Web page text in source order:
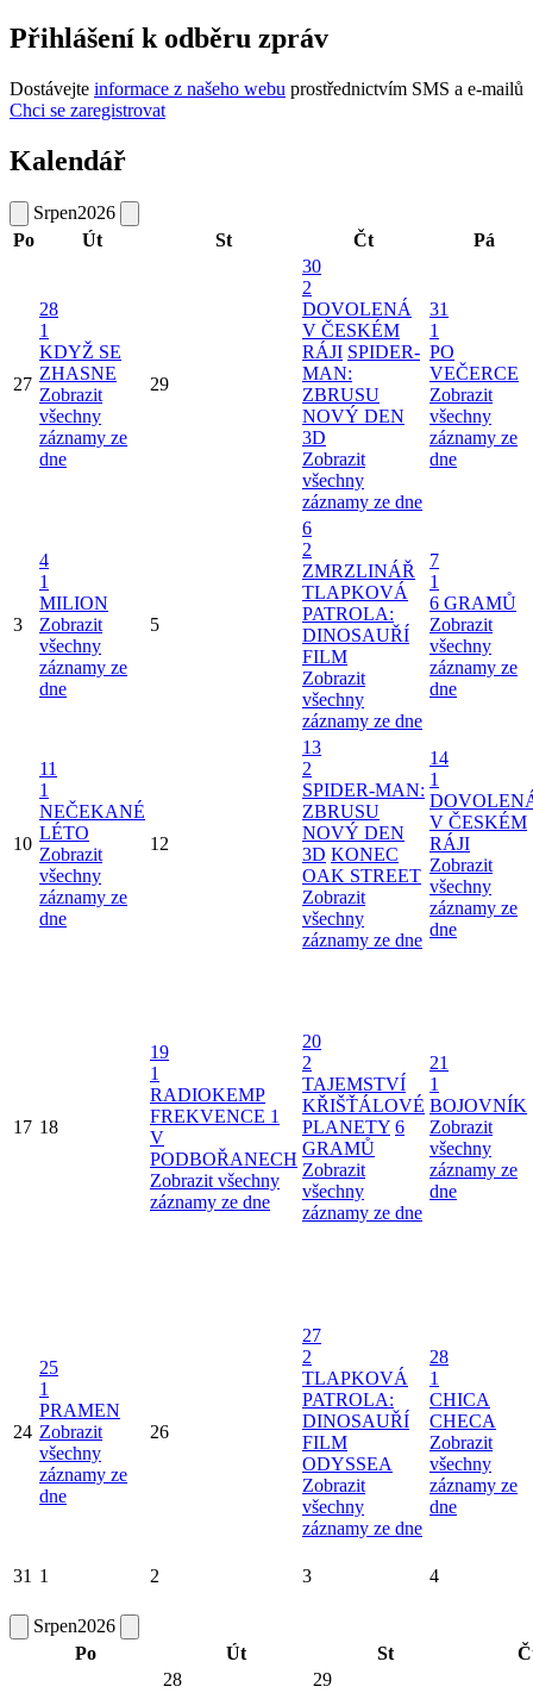
Přihlášení k odběru zpráv
Dostávejte informace z našeho webu prostřednictvím SMS a e-mailů
Chci se zaregistrovat
Kalendář
Srpen2026
Po
Út St Čt Pá
27
28
1
KDYŽ SE
ZHASNE
Zobrazit
všechny
záznamy ze
dne
29
30
2
DOVOLENÁ
V ČESKÉM
RÁJI SPIDER-
MAN:
ZBRUSU
NOVÝ DEN
3D
Zobrazit
všechny
záznamy ze dne
31
1
PO
VEČERCE
Zobrazit
všechny
záznamy ze
dne
3
4
1
MILION
Zobrazit
všechny
záznamy ze
dne
5
6
2
ZMRZLINÁŘ
TLAPKOVÁ
PATROLA:
DINOSAUŘÍ
FILM
Zobrazit
všechny
záznamy ze dne
7
1
6 GRAMŮ
Zobrazit
všechny
záznamy ze
dne
10
11
1
NEČEKANÉ
LÉTO
Zobrazit
všechny
záznamy ze
dne
12
13
2
SPIDER-MAN:
ZBRUSU
NOVÝ DEN
3D KONEC
OAK STREET
Zobrazit
všechny
záznamy ze dne
14
1
V ČESKÉM
RÁJI
Zobrazit
všechny
záznamy ze
dne
17 18
19
1
RADIOKEMP
FREKVENCE 1
V
PODBOŘANECH
Zobrazit všechny
záznamy ze dne
20
2
TAJEMSTVÍ
KŘIŠŤÁLOVÉ
PLANETY 6
GRAMŮ
Zobrazit
všechny
záznamy ze dne
21
1
BOJOVNÍK
Zobrazit
všechny
záznamy ze
dne
24
25
1
PRAMEN
Zobrazit
všechny
záznamy ze
dne
26
27
2
TLAPKOVÁ
PATROLA:
DINOSAUŘÍ
FILM
ODYSSEA
Zobrazit
všechny
záznamy ze dne
28
1
CHICA
CHECA
Zobrazit
všechny
záznamy ze
dne
31 1 2 3 4
Srpen2026
Po
Út St
28
29